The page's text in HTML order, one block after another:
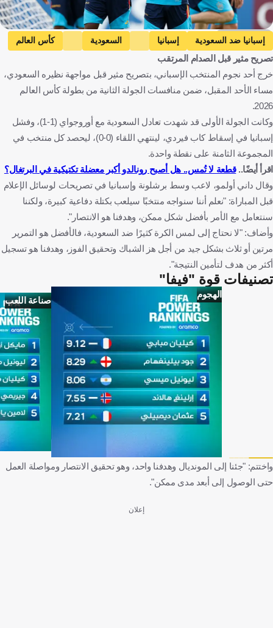
Getty Images
إسبانيا ضد السعودية إسبانيا السعودية
كأس العالم
داني أولمو
إسبانيا المملكة العربية السعودية
كرة قدم
تصريح مثير قبل الصدام المرتقب
خرج أحد نجوم المنتخب الإسباني، بتصريح مثير قبل مواجهة نظيره السعودي،
مساء الأحد المقبل، ضمن منافسات الجولة الثانية من بطولة كأس العالم
2026.
وكانت الجولة الأولى قد شهدت تعادل السعودية مع أوروجواي (1-1)، وفشل
إسبانيا في إسقاط كاب فيردي، لينتهي اللقاء (0-0)، ليحصد كل منتخب في
المجموعة الثامنة على نقطة واحدة.
اقرأ أيضًا..قطعة لا تُمس.. هل أصبح رونالدو أكبر معضلة تكتيكية في البرتغال؟
وقال داني أولمو، لاعب وسط برشلونة وإسبانيا في تصريحات لوسائل الإعلام
قبل المباراة: "نعلم أننا سنواجه منتخبًا سيلعب بكتلة دفاعية كبيرة، ولكننا
سنتعامل مع الأمر بأفضل شكل ممكن، وهدفنا هو الانتصار".
وأضاف: "لا نحتاج إلى لمس الكرة كثيرًا ضد السعودية، فالأفضل هو التمرير
مرتين أو ثلاث بشكل جيد من أجل هز الشباك وتحقيق الفوز، وهدفنا هو تسجيل
أكثر من هدف لتأمين النتيجة".
تصنيفات قوة "فيفا"
الهجوم
صناعة اللعب
واختتم: "جئنا إلى المونديال وهدفنا واحد، وهو تحقيق الانتصار ومواصلة العمل
حتى الوصول إلى أبعد مدى ممكن".
إعلان